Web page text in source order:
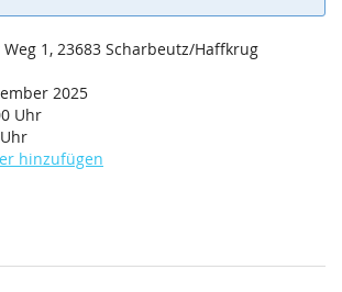
1, 23683 Scharbeutz/Haffkrug
2025
Uhr
Uhr
hinzufügen